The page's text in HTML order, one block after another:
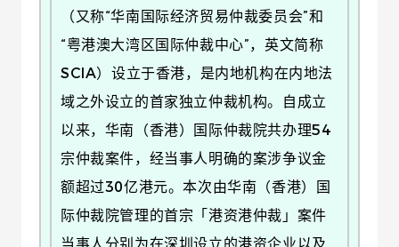
（又称“华南国际经济贸易仲裁委员会”和
“粤港澳大湾区国际仲裁中心”，英文简称
SCIA）设立于香港，是内地机构在内地法
域之外设立的首家独立仲裁机构。自成立
以来，华南（香港）国际仲裁院共办理54
宗仲裁案件，经当事人明确的案涉争议金
额超过30亿港元。本次由华南（香港）国
际仲裁院管理的首宗「港资港仲裁」案件